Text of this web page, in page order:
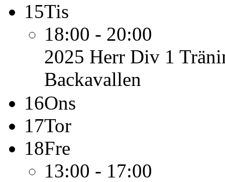
15Tis
18:00 - 20:00
2025 Herr Div 1
Backavallen
16Ons
17Tor
18Fre
13:00 - 17:00